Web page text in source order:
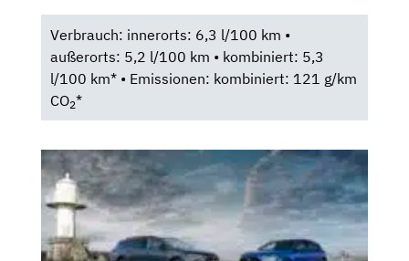
Verbrauch: innerorts: 6,3 l/100 km •
außerorts: 5,2 l/100 km • kombiniert: 5,3
l/100 km* • Emissionen: kombiniert: 121 g/km
CO2*